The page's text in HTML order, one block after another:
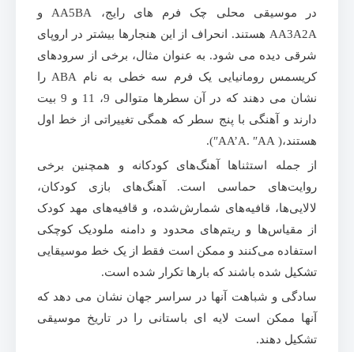
در موسیقی محلی چک فرم های رایج، AA5BA و
AA3A2A هستند. انحراف از این هنجارها بیشتر در اروپای
شرقی دیده می شود. به عنوان مثال، برخی از سرودهای
کریسمس رومانیایی یک فرم سه خطی به نام ABA را
نشان می دهند که در آن سطرها متوالی 9، 11 و 9 بیت
دارند و آهنگی با پنج سطر که همگی تغییراتی از خط اول
هستند،( AA’A. ″AA″).
از جمله استثناها آهنگ‌های کودکانه و همچنین برخی
روایت‌های حماسی است. آهنگ‌های بازی کودکان،
لالایی‌ها، قافیه‌های شمارش‌شده، و قافیه‌های مهد کودک
از مقیاس‌ها و ریتم‌های محدود و دامنه ملودیک کوچکی
استفاده می‌کنند و ممکن است فقط از یک خط موسیقایی
تشکیل شده باشند که بارها تکرار شده است.
سادگی و شباهت آنها در سراسر جهان نشان می دهد که
آنها ممکن است لایه ای باستانی را در تاریخ موسیقی
تشکیل دهند.